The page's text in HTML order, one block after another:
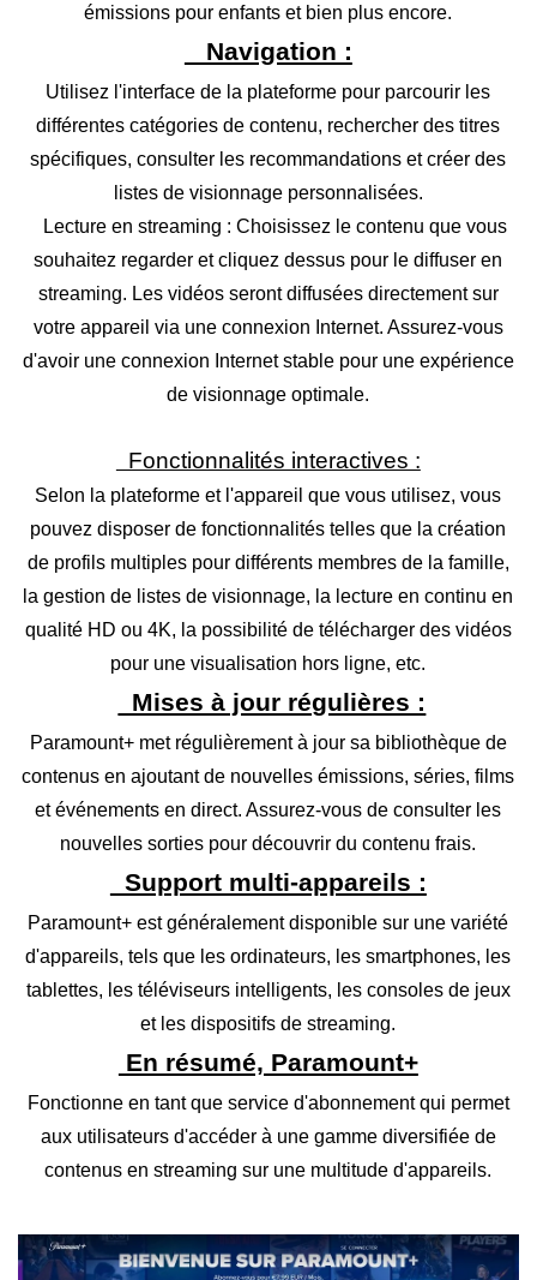
émissions pour enfants et bien plus encore.
Navigation :
Utilisez l'interface de la plateforme pour parcourir les
différentes catégories de contenu, rechercher des titres
spécifiques, consulter les recommandations et créer des
listes de visionnage personnalisées.
Lecture en streaming : Choisissez le contenu que vous
souhaitez regarder et cliquez dessus pour le diffuser en
streaming. Les vidéos seront diffusées directement sur
votre appareil via une connexion Internet. Assurez-vous
d'avoir une connexion Internet stable pour une expérience
de visionnage optimale.
Fonctionnalités interactives :
Selon la plateforme et l'appareil que vous utilisez, vous
pouvez disposer de fonctionnalités telles que la création
de profils multiples pour différents membres de la famille,
la gestion de listes de visionnage, la lecture en continu en
qualité HD ou 4K, la possibilité de télécharger des vidéos
pour une visualisation hors ligne, etc.
Mises à jour régulières :
Paramount+ met régulièrement à jour sa bibliothèque de
contenus en ajoutant de nouvelles émissions, séries, films
et événements en direct. Assurez-vous de consulter les
nouvelles sorties pour découvrir du contenu frais.
Support multi-appareils :
Paramount+ est généralement disponible sur une variété
d'appareils, tels que les ordinateurs, les smartphones, les
tablettes, les téléviseurs intelligents, les consoles de jeux
et les dispositifs de streaming.
En résumé, Paramount+
Fonctionne en tant que service d'abonnement qui permet
aux utilisateurs d'accéder à une gamme diversifiée de
contenus en streaming sur une multitude d'appareils.